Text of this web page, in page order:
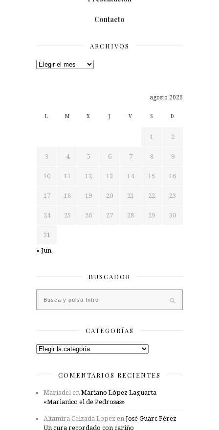
Contacto
ARCHIVOS
Archivos
agosto 2026
L M X J V S D
1 2
3 4 5 6 7 8 9
10 11 12 13 14 15 16
17 18 19 20 21 22 23
24 25 26 27 28 29 30
31
« Jun
BUSCADOR
CATEGORÍAS
Categorías
COMENTARIOS RECIENTES
Mariadel en Mariano López Laguarta
«Marianico el de Pedrosas»
Altamira Calzada Lopez en José Guarc Pérez
Un cura recordado con cariño